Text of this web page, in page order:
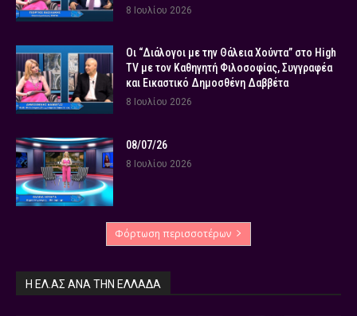
8 Ιουλίου 2026
Οι “Διάλογοι με την Θάλεια Χούντα” στο High
TV με τον Καθηγητή Φιλοσοφίας, Συγγραφέα
και Εικαστικό Δημοσθένη Δαββέτα
8 Ιουλίου 2026
08/07/26
8 Ιουλίου 2026
Φόρτωση περισσοτέρων
Η ΕΛ.ΑΣ ΑΝΆ ΤΗΝ ΕΛΛΆΔΑ